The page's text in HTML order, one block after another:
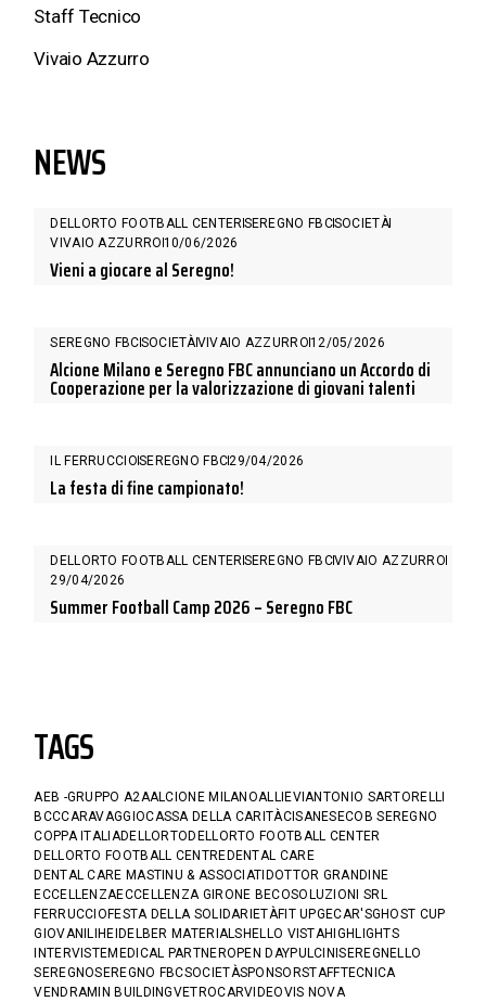
Staff Tecnico
Vivaio Azzurro
NEWS
DELLORTO FOOTBALL CENTERSEREGNO FBCSOCIETÀ
VIVAIO AZZURRO10/06/2026
Vieni a giocare al Seregno!
SEREGNO FBCSOCIETÀVIVAIO AZZURRO12/05/2026
Alcione Milano e Seregno FBC annunciano un Accordo di
Cooperazione per la valorizzazione di giovani talenti
IL FERRUCCIOSEREGNO FBC29/04/2026
La festa di fine campionato!
DELLORTO FOOTBALL CENTERSEREGNO FBCVIVAIO AZZURRO
29/04/2026
Summer Football Camp 2026 – Seregno FBC
TAGS
AEB -GRUPPO A2AALCIONE MILANOALLIEVIANTONIO SARTORELLI
BCCCARAVAGGIOCASSA DELLA CARITÀCISANESECOB SEREGNO
COPPA ITALIADELLORTODELLORTO FOOTBALL CENTER
DELLORTO FOOTBALL CENTREDENTAL CARE
DENTAL CARE MASTINU & ASSOCIATIDOTTOR GRANDINE
ECCELLENZAECCELLENZA GIRONE BECOSOLUZIONI SRL
FERRUCCIOFESTA DELLA SOLIDARIETÀFIT UPGECAR'SGHOST CUP
GIOVANILIHEIDELBER MATERIALSHELLO VISTAHIGHLIGHTS
INTERVISTEMEDICAL PARTNEROPEN DAYPULCINISEREGNELLO
SEREGNOSEREGNO FBCSOCIETÀSPONSORSTAFFTECNICA
VENDRAMIN BUILDINGVETROCARVIDEOVIS NOVA